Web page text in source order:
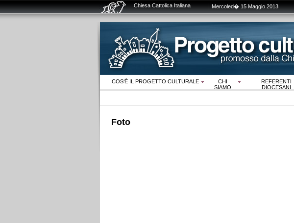
Chiesa Cattolica Italiana Mercoled� 15 Maggio 2013
COS‘È IL PROGETTO CULTURALE
CHI
SIAMO
REFERENTI
DIOCESANI
Foto